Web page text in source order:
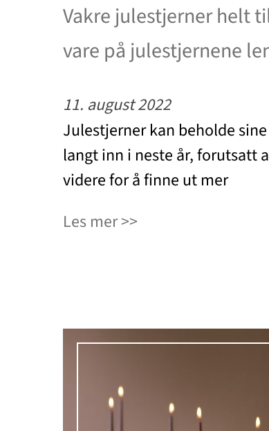
Vakre julestjerner helt
vare på julestjernene
11. august 2022
Julestjerner kan beholde
langt inn i neste år, forutsatt
videre for å finne ut mer
Les mer